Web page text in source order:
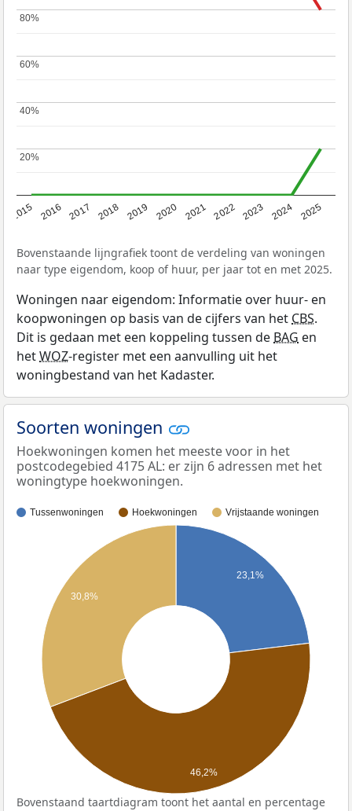
2015 2016 2017 2018 2019 2020 2021 2022 2023 2024 2025
20%
20%
40%
40%
60%
60%
80%
80%
Bovenstaande lijngrafiek toont de verdeling van woningen
naar type eigendom, koop of huur, per jaar tot en met 2025.
Woningen naar eigendom: Informatie over huur- en
koopwoningen op basis van de cijfers van het CBS.
Dit is gedaan met een koppeling tussen de BAG en
hetWOZ-register met een aanvulling uit het
woningbestand van het Kadaster.
Soorten woningen
Hoekwoningen komen het meeste voor in het
postcodegebied 4175 AL: er zijn 6 adressen met het
woningtype hoekwoningen.
Tussenwoningen Hoekwoningen Vrijstaande woningen
23,1%
30,8%
46,2%
Bovenstaand taartdiagram toont het aantal en percentage